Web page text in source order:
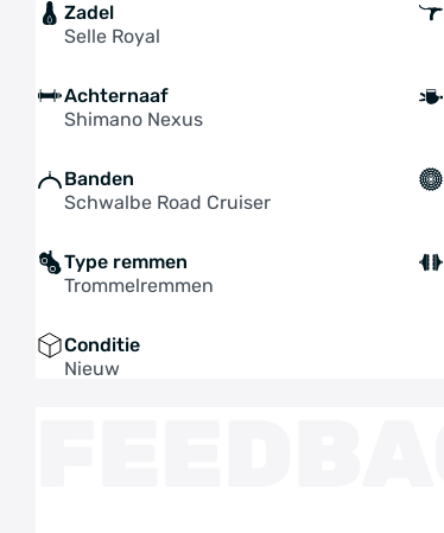
Zadel
Selle Royal
Achternaaf
Shimano Nexus
Banden
Schwalbe Road Cruiser
Type remmen
Trommelremmen
Conditie
Nieuw